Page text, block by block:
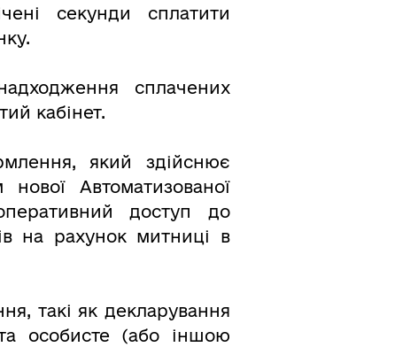
секунди сплатити
сплачених
кабінет.
який здійснює
Автоматизованої
доступ до
на рахунок митниці в
такі як декларування
особисте (або іншою